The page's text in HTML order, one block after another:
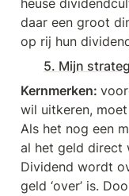
heuse
daar een groot
op rij hun
Kernmerken:
wil uitkeren,
Als het nog een
al het geld direct
Dividend wordt
geld ‘over’ is.